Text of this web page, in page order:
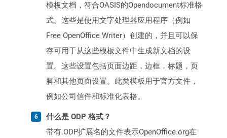
模板文档，符合OASIS的Opendocument标准格
式。这些是使用文字处理器应用程序（例如
Free OpenOffice Writer）创建的，并且可以保
存可用于从这些模板文件中生成新文档的设
置。这些设置包括页面边距，边框，标题，页
脚和其他页面设置。此类模板用于官方文件，
例如公司信件和标准化表格。
什么是 ODP 格式？
带有.ODP扩展名的文件表示OpenOffice.org在